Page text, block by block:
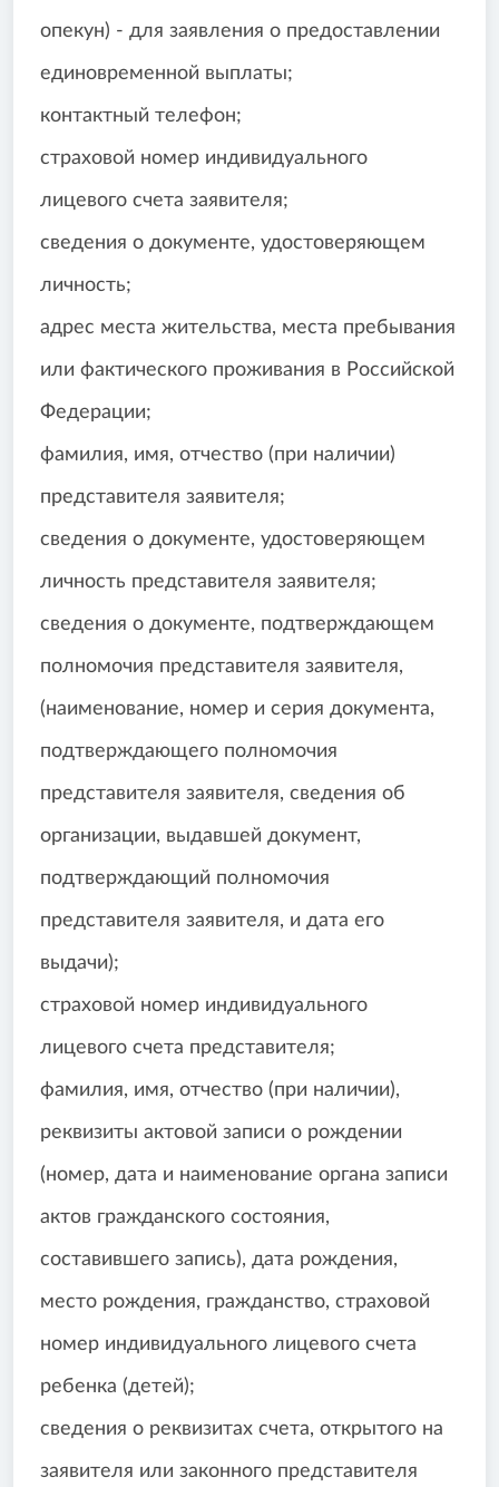
опекун) - для заявления о предоставлении
единовременной выплаты;
контактный телефон;
страховой номер индивидуального
лицевого счета заявителя;
сведения о документе, удостоверяющем
личность;
адрес места жительства, места пребывания
или фактического проживания в Российской
Федерации;
фамилия, имя, отчество (при наличии)
представителя заявителя;
сведения о документе, удостоверяющем
личность представителя заявителя;
сведения о документе, подтверждающем
полномочия представителя заявителя,
(наименование, номер и серия документа,
подтверждающего полномочия
представителя заявителя, сведения об
организации, выдавшей документ,
подтверждающий полномочия
представителя заявителя, и дата его
выдачи);
страховой номер индивидуального
лицевого счета представителя;
фамилия, имя, отчество (при наличии),
реквизиты актовой записи о рождении
(номер, дата и наименование органа записи
актов гражданского состояния,
составившего запись), дата рождения,
место рождения, гражданство, страховой
номер индивидуального лицевого счета
ребенка (детей);
сведения о реквизитах счета, открытого на
заявителя или законного представителя